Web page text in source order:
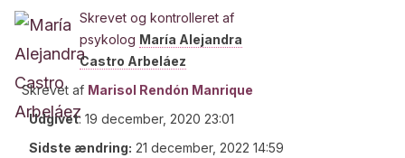
Skrevet og kontrolleret af
psykolog María Alejandra
Castro Arbeláez
Skrevet af Marisol Rendón Manrique
Udgivet: 19 december, 2020 23:01
Sidste ændring: 21 december, 2022 14:59